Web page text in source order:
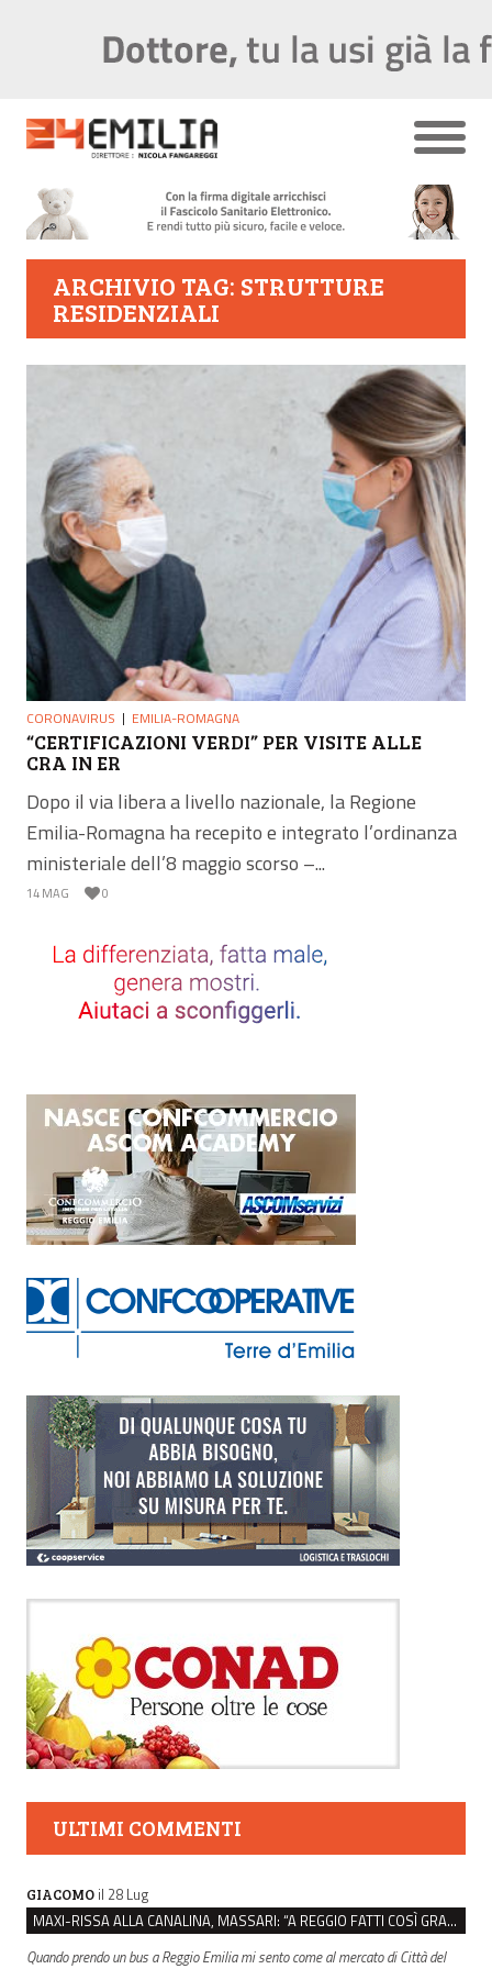
ARCHIVIO TAG: STRUTTURE
RESIDENZIALI
CORONAVIRUS EMILIA-ROMAGNA
“CERTIFICAZIONI VERDI” PER VISITE ALLE
CRA IN ER
Dopo il via libera a livello nazionale, la Regione
Emilia-Romagna ha recepito e integrato l’ordinanza
ministeriale dell’8 maggio scorso –...
14 MAG 0
ULTIMI COMMENTI
GIACOMO il 28 Lug
MAXI-RISSA ALLA CANALINA, MASSARI: “A REGGIO FATTI COSÌ GRAVI NON DEVONO TROVARE SPAZIO”
Quando prendo un bus a Reggio Emilia mi sento come al mercato di Città del